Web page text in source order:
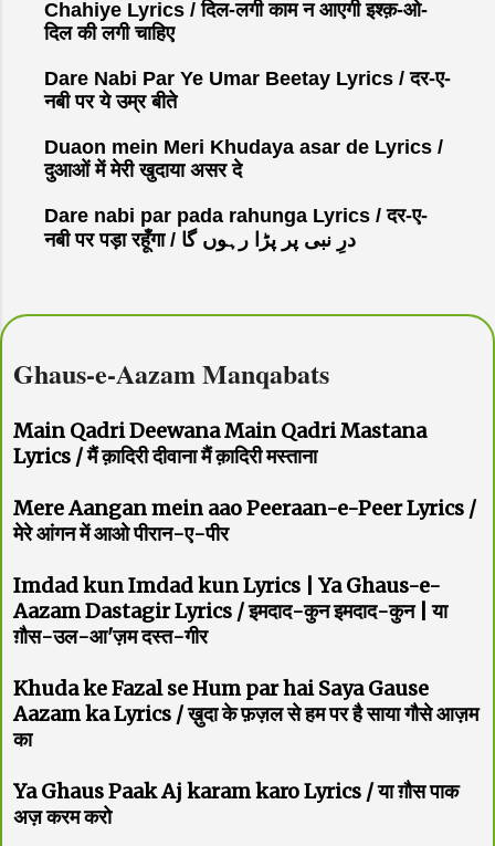
Chahiye Lyrics / दिल-लगी काम न आएगी इश्क़-ओ-
दिल की लगी चाहिए
Dare Nabi Par Ye Umar Beetay Lyrics / दर-ए-
नबी पर ये उम्र बीते
Duaon mein Meri Khudaya asar de Lyrics /
दुआओं में मेरी खुदाया असर दे
Dare nabi par pada rahunga Lyrics / दर-ए-
नबी पर पड़ा रहूँगा / درِ نبی پر پڑا رہوں گا
Ghaus-e-Aazam Manqabats
Main Qadri Deewana Main Qadri Mastana
Lyrics / मैं क़ादिरी दीवाना मैं क़ादिरी मस्ताना
Mere Aangan mein aao Peeraan-e-Peer Lyrics /
मेरे आंगन में आओ पीरान-ए-पीर
Imdad kun Imdad kun Lyrics | Ya Ghaus-e-
Aazam Dastagir Lyrics / इमदाद-कुन इमदाद-कुन | या
ग़ौस-उल-आ'ज़म दस्त-गीर
Khuda ke Fazal se Hum par hai Saya Gause
Aazam ka Lyrics / ख़ुदा के फ़ज़ल से हम पर है साया गौसे आज़म
का
Ya Ghaus Paak Aj karam karo Lyrics / या ग़ौस पाक
अज़ करम करो